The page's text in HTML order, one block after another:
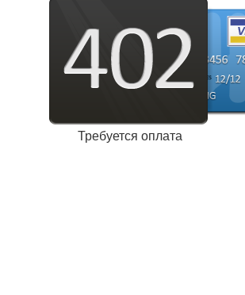
Требуется оплата